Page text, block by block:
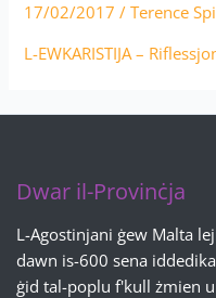
17/02/2017/Terence
L-EWKARISTIJA –
Dwar il-Provinċja
L-Agostinjani ġew Malta
dawn is-600 sena
ġid tal-poplu f'kull żmien